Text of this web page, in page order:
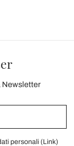
Newsletter
personali (Link)